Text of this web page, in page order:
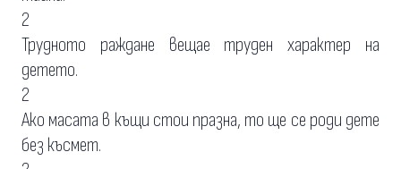
2
Трудното раждане вещае труден характер на
детето.
2
Ако масата в къщи стои празна, то ще се роди дете
без късмет.